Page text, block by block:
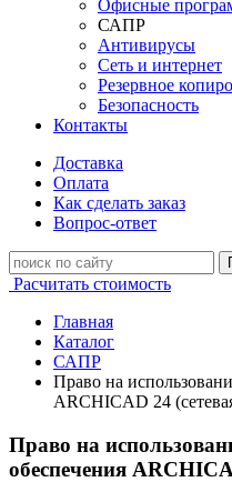
Офисные
САПР
Антивирусы
Сеть и интернет
Резервное
Безопасность
Контакты
Доставка
Оплата
Как сделать заказ
Вопрос-ответ
Расчитать стоимость
Главная
Каталог
САПР
Право на
ARCHICAD 24
Право на
обеспечения